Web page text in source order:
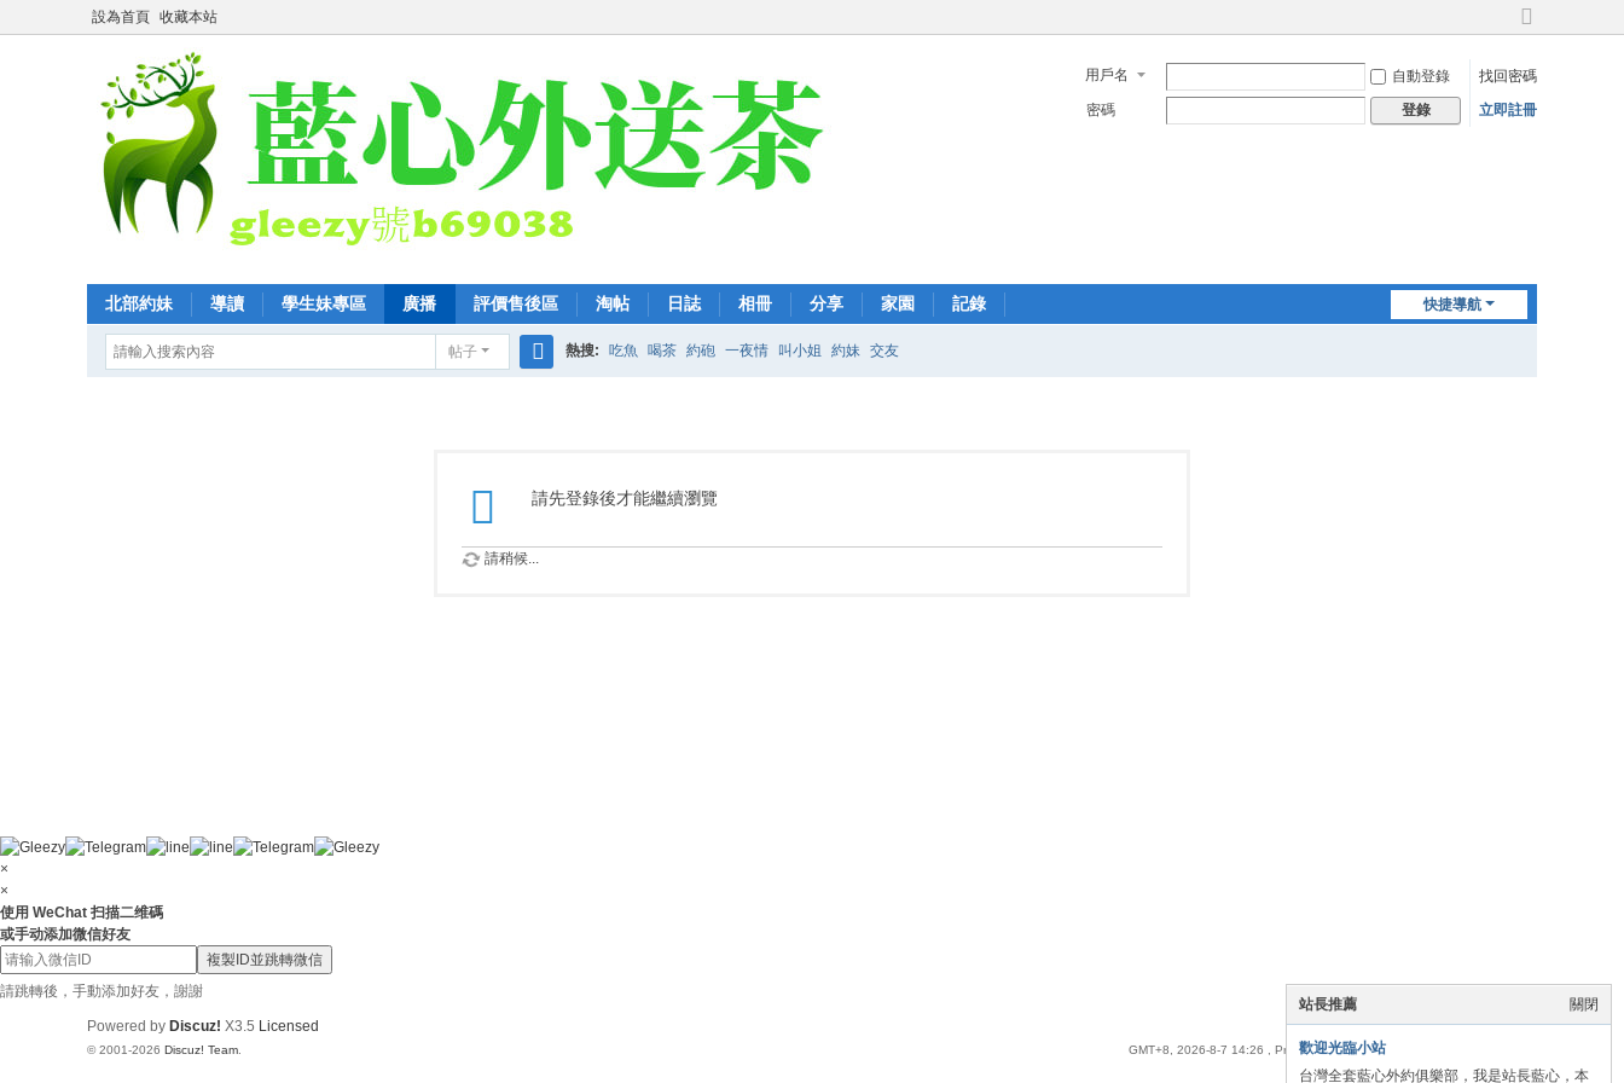
設為首頁 收藏本站
切
到
寬
用戶名 自動登錄
找回密碼
密碼
登錄 立即註冊
快捷導航
北部約妹 導讀 學生妹專區 廣播 評價售後區 淘帖 日誌 相冊 分享 家園 記錄
帖子 熱搜: 吃魚 喝茶 約砲 一夜情 叫小姐 約妹 交友
請先登錄後才能繼續瀏覽
請稍候...
關閉
站長推薦
歡迎光臨小站
台灣全套藍心外約俱樂部，我是站長藍心，本
×
×
使用 WeChat 扫描二维碼
或手动添加微信好友
複製ID並跳轉微信
請跳轉後，手動添加好友，謝謝
手機版 | 全臺優質藍心外送茶
GMT+8, 2026-8-7 14:26 , Processed in 0.046585 second(s), 15 queries .
Powered by Discuz! X3.5 Licensed
© 2001-2026 Discuz! Team